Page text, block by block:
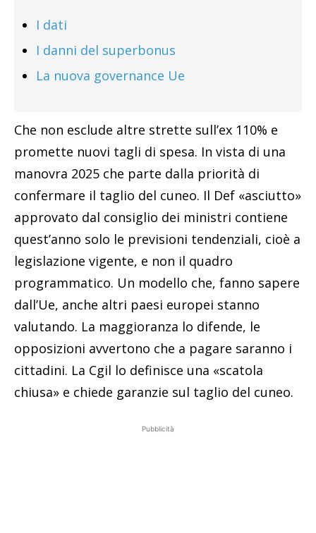
I dati
I danni del superbonus
La nuova governance Ue
Che non esclude altre strette sull’ex 110% e
promette nuovi tagli di spesa. In vista di una
manovra 2025 che parte dalla priorità di
confermare il taglio del cuneo. Il Def «asciutto»
approvato dal consiglio dei ministri contiene
quest’anno solo le previsioni tendenziali, cioè a
legislazione vigente, e non il quadro
programmatico. Un modello che, fanno sapere
dall’Ue, anche altri paesi europei stanno
valutando. La maggioranza lo difende, le
opposizioni avvertono che a pagare saranno i
cittadini. La Cgil lo definisce una «scatola
chiusa» e chiede garanzie sul taglio del cuneo.
Pubblicità